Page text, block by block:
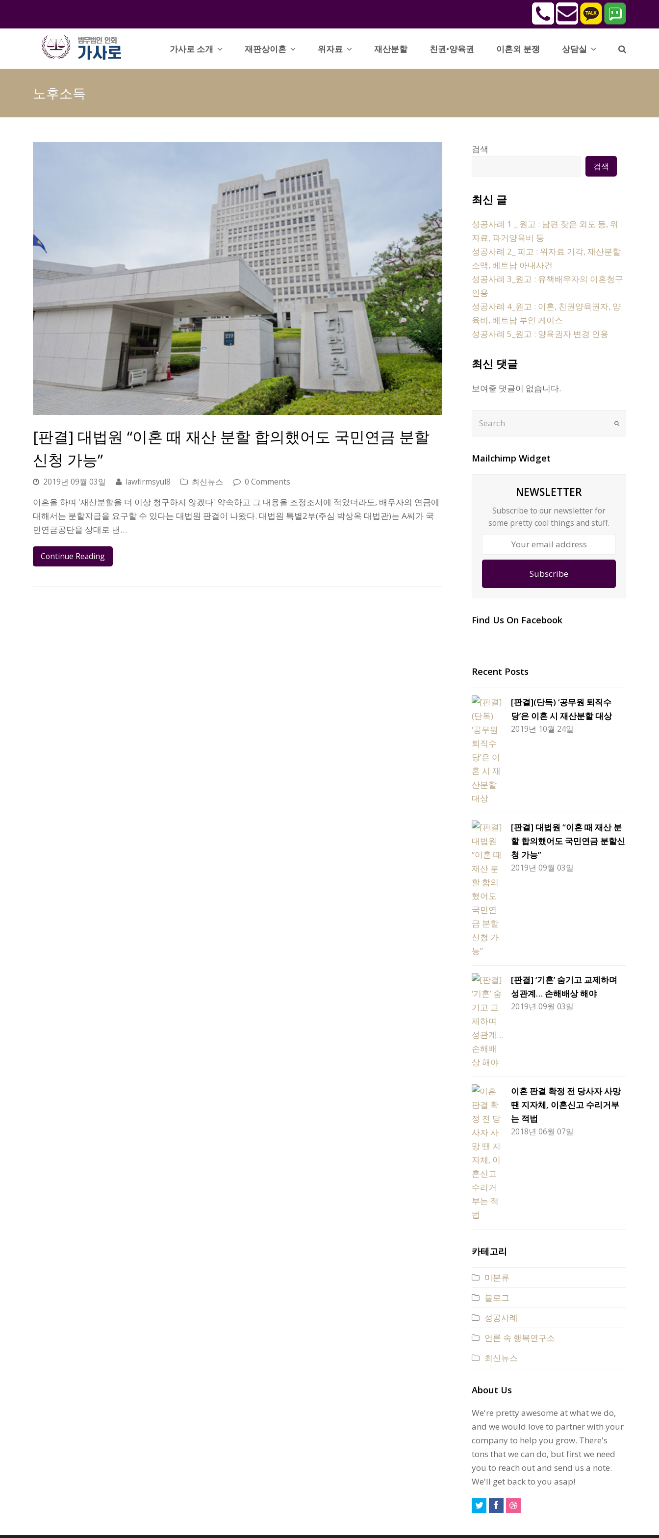
가사로 소개 재판상이혼 위자료 재산분할 친권•양육권 이혼외 분쟁 상담실
노후소득
[판결] 대법원 “이혼 때 재산 분할 합의했어도 국민연금 분할
신청 가능”
2019년 09월 03일 lawfirmsyul8 최신뉴스 0 Comments
이혼을 하며 '재산분할을 더 이상 청구하지 않겠다' 약속하고 그 내용을 조정조서에 적었더라도, 배우자의 연금에
대해서는 분할지급을 요구할 수 있다는 대법원 판결이 나왔다. 대법원 특별2부(주심 박상옥 대법관)는 A씨가 국
민연금공단을 상대로 낸…
Continue Reading
검색
검색
최신 글
성공사례 1 _ 원고 : 남편 잦은 외도 등, 위
자료, 과거양육비 등
성공사례 2_ 피고 : 위자료 기각, 재산분할
소액, 베트남 아내사건
성공사례 3_원고 : 유책배우자의 이혼청구
인용
성공사례 4_원고 : 이혼, 친권양육권자, 양
육비, 베트남 부인 케이스
성공사례 5_원고 : 양육권자 변경 인용
최신 댓글
보여줄 댓글이 없습니다.
Submit
Mailchimp Widget
NEWSLETTER
Subscribe to our newsletter for
some pretty cool things and stuff.
Subscribe
Find Us On Facebook
Recent Posts
[판결](단독) ‘공무원 퇴직수
당’은 이혼 시 재산분할 대상
2019년 10월 24일
[판결] 대법원 “이혼 때 재산 분
할 합의했어도 국민연금 분할신
청 가능”
2019년 09월 03일
[판결] ‘기혼’ 숨기고 교제하며
성관계… 손해배상 해야
2019년 09월 03일
이혼 판결 확정 전 당사자 사망
땐 지자체, 이혼신고 수리거부
는 적법
2018년 06월 07일
카테고리
미분류
블로그
성공사례
언론 속 행복연구소
최신뉴스
About Us
We're pretty awesome at what we do,
and we would love to partner with your
company to help you grow. There's
tons that we can do, but first we need
you to reach out and send us a note.
We'll get back to you asap!